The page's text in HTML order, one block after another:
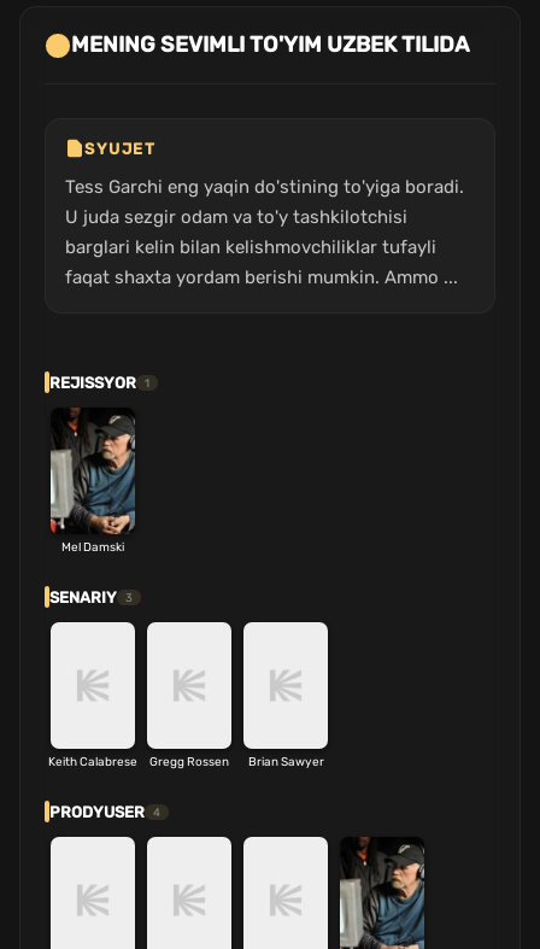
MENING SEVIMLI TO'YIM UZBEK TILIDA
SYUJET
Tess Garchi eng yaqin do'stining to'yiga boradi.
U juda sezgir odam va to'y tashkilotchisi
barglari kelin bilan kelishmovchiliklar tufayli
faqat shaxta yordam berishi mumkin. Ammo ...
REJISSYOR 1
Mel Damski
SENARIY 3
Keith Calabrese Gregg Rossen Brian Sawyer
PRODYUSER 4